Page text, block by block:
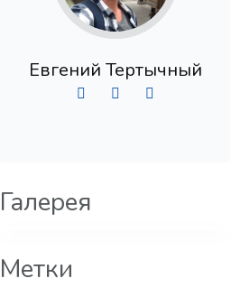
Евгений Тертычный
Галерея
Метки